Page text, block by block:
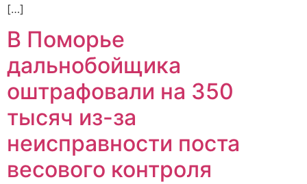
[…]
В Поморье
дальнобойщика
оштрафовали на 350
тысяч из-за
неисправности поста
весового контроля